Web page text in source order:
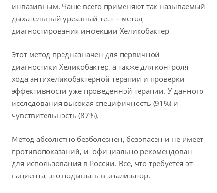
инвазивным. Чаще всего применяют так называемый
дыхательный уреазный тест – метод
диагностирования инфекции Хеликобактер.
Этот метод предназначен для первичной
диагностики Хеликобактер, а также для контроля
хода антихеликобактерной терапии и проверки
эффективности уже проведенной терапии. У данного
исследования высокая специфичность (91%) и
чувствительность (87%).
Метод абсолютно безболезнен, безопасен и не имеет
противопоказаний, и официально рекомендован
для использования в России. Все, что требуется от
пациента, это подышать в анализатор.